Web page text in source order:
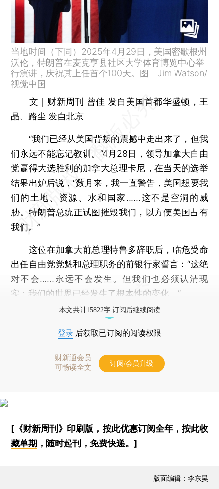
当地时间（下同）2025年4月29日，美国密歇根州
沃伦，特朗普在麦克亨县社区大学体育博览中心举
行演讲，庆祝其上任首个100天。图：Jim Watson/
视觉中国
文｜财新周刊 曾佳 发自美国首都华盛顿，王
晶、路尘 发自北京
“我们已经从美国背叛的震撼中走出来了，但我
们永远不能忘记教训。”4月28日，领导加拿大自由
党赢得大选胜利的加拿大总理卡尼，在当天的选举
结果出炉后说，“数月来，我一直警告，美国想要我
们的土地、资源、水和国家……这不是空洞的威
胁。特朗普总统正试图摧毁我们，以方便美国占有
我们。”
这位在加拿大前总理特鲁多辞职后，临危受命
出任自由党党魁和总理职务的前银行家誓言：“这绝
对不会……永远不会发生。但我们也必须认清现
实：我们的世界已经发生了根本性的变化。”
本文共计15822字 订阅后继续阅读
登录 后获取已订阅的阅读权限
财新通会员
可畅读全文
订阅/会员升级
[《财新周刊》印刷版， 按此优惠订阅全年， 按此收
藏单期 ，随时起刊，免费快递。]
版面编辑：李东昊